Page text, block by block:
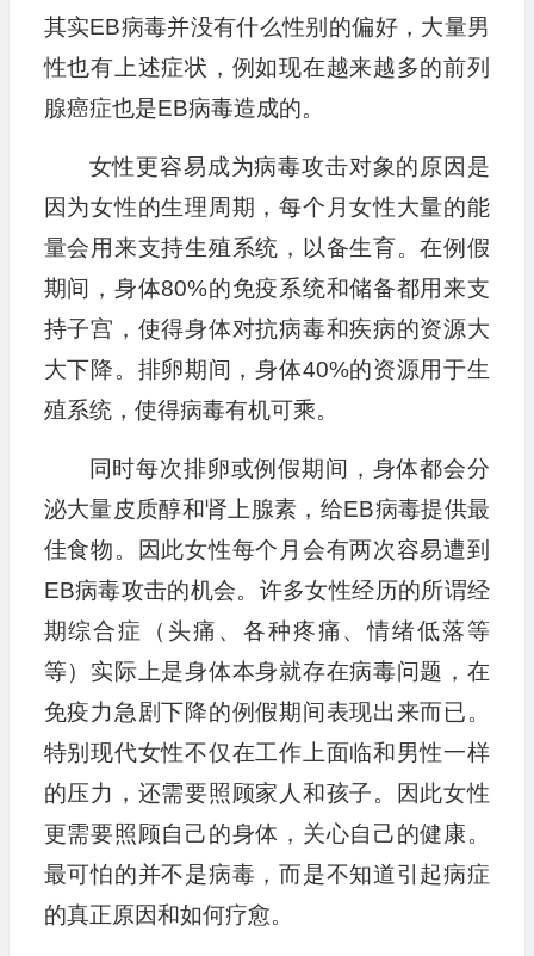
其实EB病毒并没有什么性别的偏好，大量男
性也有上述症状，例如现在越来越多的前列
腺癌症也是EB病毒造成的。
女性更容易成为病毒攻击对象的原因是
因为女性的生理周期，每个月女性大量的能
量会用来支持生殖系统，以备生育。在例假
期间，身体80%的免疫系统和储备都用来支
持子宫，使得身体对抗病毒和疾病的资源大
大下降。排卵期间，身体40%的资源用于生
殖系统，使得病毒有机可乘。
同时每次排卵或例假期间，身体都会分
泌大量皮质醇和肾上腺素，给EB病毒提供最
佳食物。因此女性每个月会有两次容易遭到
EB病毒攻击的机会。许多女性经历的所谓经
期综合症（头痛、各种疼痛、情绪低落等
等）实际上是身体本身就存在病毒问题，在
免疫力急剧下降的例假期间表现出来而已。
特别现代女性不仅在工作上面临和男性一样
的压力，还需要照顾家人和孩子。因此女性
更需要照顾自己的身体，关心自己的健康。
最可怕的并不是病毒，而是不知道引起病症
的真正原因和如何疗愈。